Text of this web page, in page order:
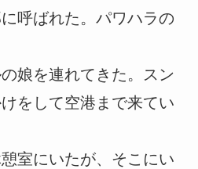
呼ばれた。パワハラの
娘を連れてきた。スン
をして空港まで来てい
室にいたが、そこにい